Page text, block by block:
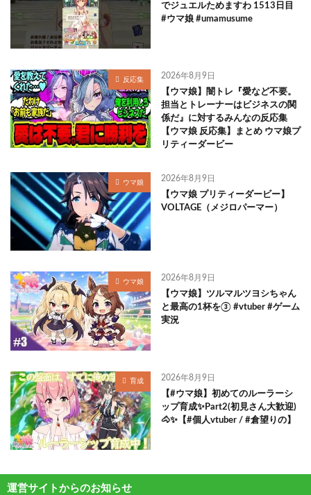
でジュエルためますわ 1513日目
#ウマ娘 #umamusume
反応集 2026年8月9日
【ウマ娘】闇トレ『愛など不要。
担当とトレーナーはビジネスの関
係だ』に対するみんなの反応集
【ウマ娘 反応集】まとめ ウマ娘プ
リティーダービー
ウマ娘 2026年8月9日
【ウマ娘 プリティーダービー】
VOLTAGE（メジロパーマー）
ウマ娘 2026年8月9日
【ウマ娘】ツルマルツヨシちゃん
と最高の1杯を③ #vtuber #ゲーム
実況
育成 2026年8月9日
【#ウマ娘】初めてのルーラーシ
ップ育成✨Part2(初見さん大歓迎)
🐴✨【#個人vtuber / #倉望りの】
運営サイトからのお知らせ